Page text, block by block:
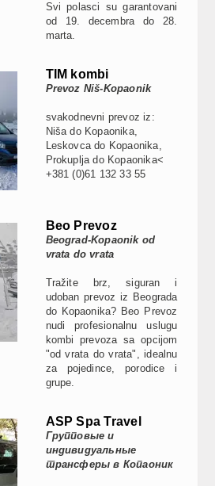
Svi polasci su garantovani
od 19. decembra do 28.
marta.
TIM kombi
Prevoz Niš-Kopaonik
svakodnevni prevoz iz:
Niša do Kopaonika,
Leskovca do Kopaonika,
Prokuplja do Kopaonika<
+381 (0)61 132 33 55
Beo Prevoz
Beograd-Kopaonik od
vrata do vrata
Tražite brz, siguran i
udoban prevoz iz Beograda
do Kopaonika? Beo Prevoz
nudi profesionalnu uslugu
kombi prevoza sa opcijom
"od vrata do vrata", idealnu
za pojedince, porodice i
grupe.
ASP Spa Travel
Групповые и
индивидуальные
трансферы в Копаоник